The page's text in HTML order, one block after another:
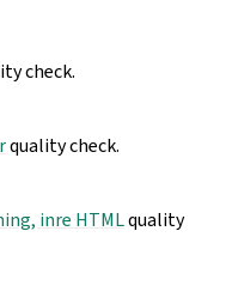
check.
quality check.
inre HTMLquality